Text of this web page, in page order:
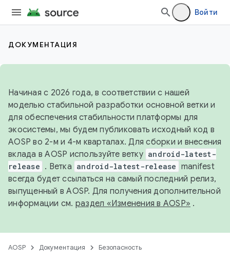
Войти
ДОКУМЕНТАЦИЯ
Начиная с 2026 года, в соответствии с нашей
моделью стабильной разработки основной ветки и
для обеспечения стабильности платформы для
экосистемы, мы будем публиковать исходный код в
AOSP во 2-м и 4-м кварталах. Для сборки и внесения
вклада в AOSP используйте ветку android-latest-
release . Ветка android-latest-release manifest
всегда будет ссылаться на самый последний релиз,
выпущенный в AOSP. Для получения дополнительной
информации см. раздел «Изменения в AOSP» .
AOSP Документация Безопасность